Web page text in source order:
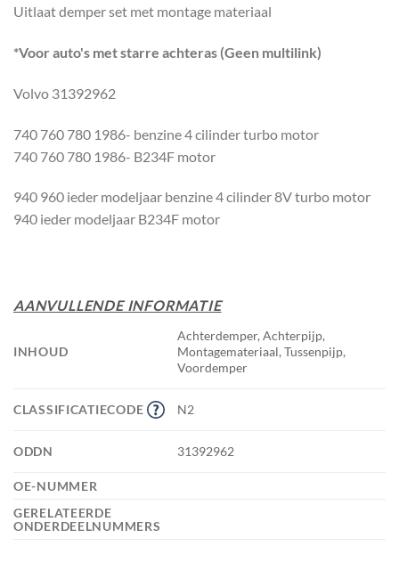
Uitlaat demper set met montage materiaal
*Voor auto's met starre achteras (Geen multilink)
Volvo 31392962
740 760 780 1986- benzine 4 cilinder turbo motor
740 760 780 1986- B234F motor
940 960 ieder modeljaar benzine 4 cilinder 8V turbo motor
940 ieder modeljaar B234F motor
AANVULLENDE INFORMATIE
INHOUD
Achterdemper, Achterpijp,
Montagemateriaal, Tussenpijp,
Voordemper
CLASSIFICATIECODE N2
ODDN 31392962
OE-NUMMER
GERELATEERDE
ONDERDEELNUMMERS